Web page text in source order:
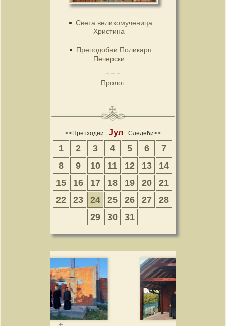
Света великомученица
Христина
Преподобни Поликарп
Печерски
Пролог
<<Претходни Јул Следећи>>
1 2 3 4 5 6
7
8
9 10 11 12 13
14
15
16 17 18 19 20
21
22
23 24 25 26 27
28
29
30 31